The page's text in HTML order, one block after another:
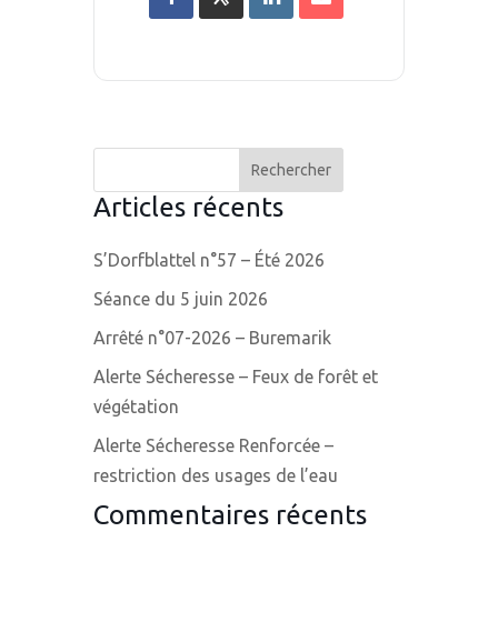
Articles récents
S’Dorfblattel n°57 – Été 2026
Séance du 5 juin 2026
Arrêté n°07-2026 – Buremarik
Alerte Sécheresse – Feux de forêt et
végétation
Alerte Sécheresse Renforcée –
restriction des usages de l’eau
Commentaires récents